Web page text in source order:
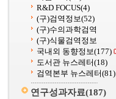
R&D FOCUS(4)
(구)검역정보(52)
(구)수의과학검역
(구)식물검역정보
국내외 동향정보(177)
도서관 뉴스레터(18)
검역본부 뉴스레터(81)
연구성과자료(187)